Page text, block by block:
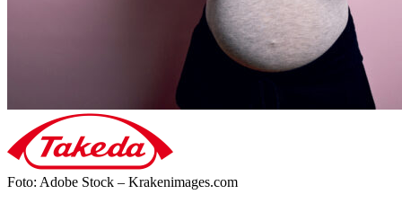
Foto: Adobe Stock – Krakenimages.com